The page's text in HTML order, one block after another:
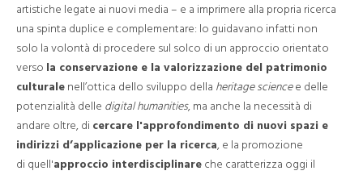
artistiche legate ai nuovi media – e a imprimere alla propria ricerca
una spinta duplice e complementare: lo guidavano infatti non
solo la volontà di procedere sul solco di un approccio orientato
verso la conservazione e la valorizzazione del patrimonio
culturale nell’ottica dello sviluppo della heritage sciencee delle
potenzialità delle digital humanities, ma anche la necessità di
andare oltre, di cercare l'approfondimento di nuovi spazi e
indirizzi d’applicazione per la ricerca, e la promozione
di quell'approccio interdisciplinare che caratterizza oggi il